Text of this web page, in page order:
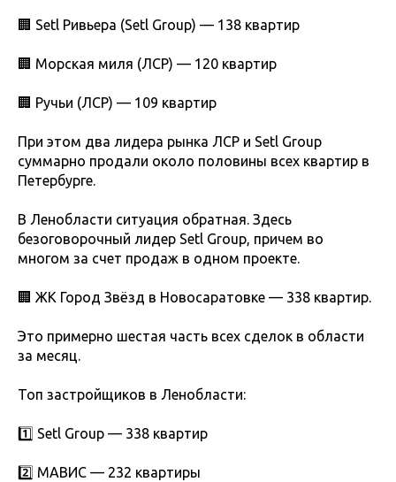
🏢 Setl Ривьера (Setl Group) — 138 квартир
🏢 Морская миля (ЛСР) — 120 квартир
🏢 Ручьи (ЛСР) — 109 квартир
При этом два лидера рынка ЛСР и Setl Group
суммарно продали около половины всех квартир в
Петербурге.
В Ленобласти ситуация обратная. Здесь
безоговорочный лидер Setl Group, причем во
многом за счет продаж в одном проекте.
🏢 ЖК Город Звёзд в Новосаратовке — 338 квартир.
Это примерно шестая часть всех сделок в области
за месяц.
Топ застройщиков в Ленобласти:
1️⃣ Setl Group — 338 квартир
2️⃣ МАВИС — 232 квартиры